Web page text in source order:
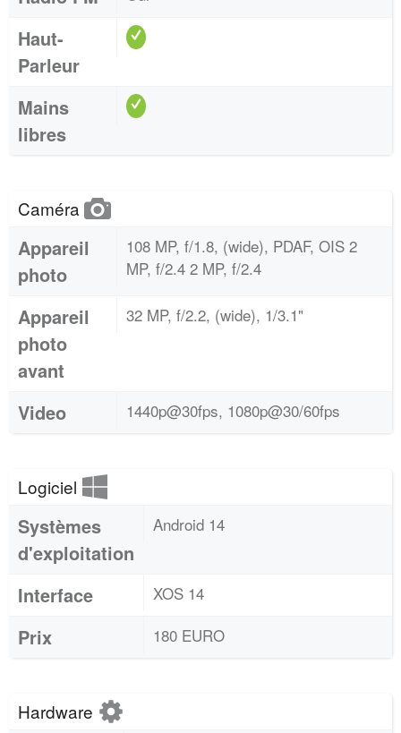
Haut-
Parleur
Mains
libres
Caméra
Appareil
photo
108 MP, f/1.8, (wide), PDAF, OIS 2
MP, f/2.4 2 MP, f/2.4
Appareil
photo
avant
32 MP, f/2.2, (wide), 1/3.1"
Video 1440p@30fps, 1080p@30/60fps
Logiciel
Systèmes
d'exploitation
Android 14
Interface XOS 14
Prix 180 EURO
Hardware